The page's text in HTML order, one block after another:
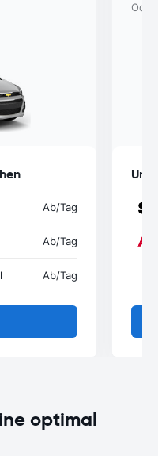
Ab/Tag
Ab/Tag
Ab/Tag
optimal